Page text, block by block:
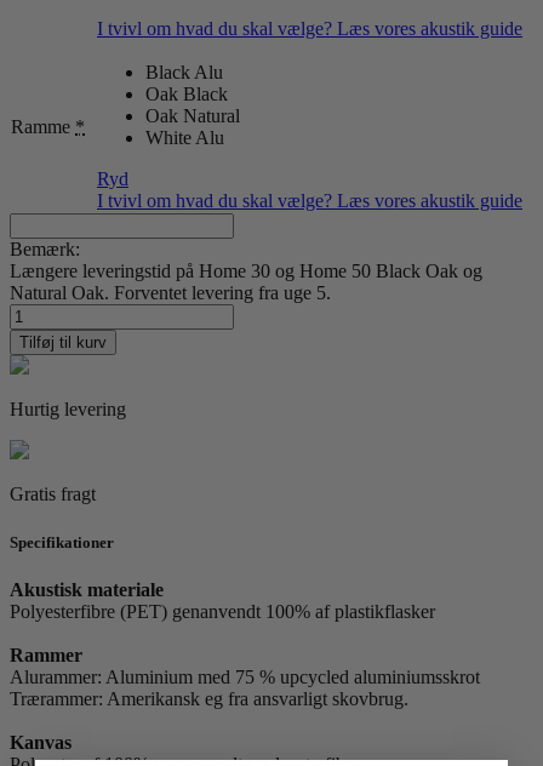
I tvivl om hvad du skal vælge? Læs vores akustik guide
Ramme *
Black Alu
Oak Black
Oak Natural
White Alu
Ryd
I tvivl om hvad du skal vælge? Læs vores akustik guide
Bemærk:
Længere leveringstid på Home 30 og Home 50 Black Oak og
Natural Oak. Forventet levering fra uge 5.
Boris
Draschoff
23
antal
Tilføj til kurv
Hurtig levering
Gratis fragt
Specifikationer
Akustisk materiale
Polyesterfibre (PET) genanvendt 100% af plastikflasker
Rammer
Alurammer: Aluminium med 75 % upcycled aluminiumsskrot
Trærammer: Amerikansk eg fra ansvarligt skovbrug.
Kanvas